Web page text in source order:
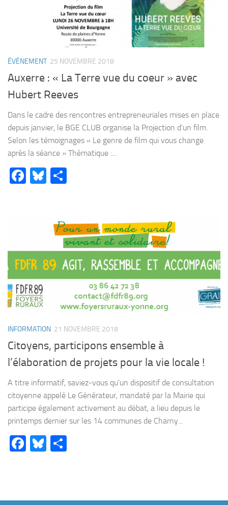
ÉVÉNEMENT 25 NOVEMBRE 2018
Auxerre : « La Terre vue du coeur » avec
Hubert Reeves
Dans le cadre des rencontres entrepreneuriales mises en place
depuis janvier, le BGE CLUB organise la Projection d’un film.
Selon les témoignages « Le genre de film qui vous change
après la séance » Thématique :...
Facebook
Bluesky
INFORMATION 21 NOVEMBRE 2018
Citoyens, participons ensemble à
l’élaboration de projets pour la vie locale !
A titre informatif, saviez-vous qu’un dispositif de consultation
citoyenne appelé Le Générateur, mandaté par la Mairie qui
participe également activement au débat, a lieu depuis le
printemps dernier sur les 14 communes de Charny...
Facebook
Bluesky